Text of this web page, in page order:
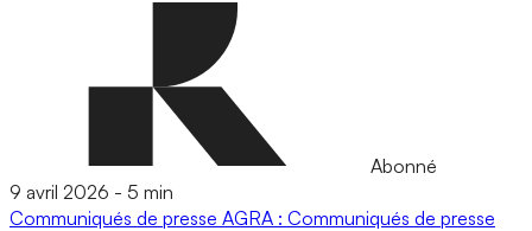
Abonné
9 avril 2026 - 5 min
Communiqués de presse AGRA : Communiqués de presse